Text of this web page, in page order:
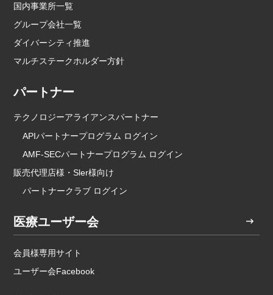
国内事業所一覧
グループ会社一覧
ダイバーシティ推進
マルチステークホルダー方針
パートナー
テクノロジーアライアンスパートナー
APIパートナープログラム ログイン
AMF-SECパートナープログラム ログイン
販売代理店様・Sler様向け
パートナークラブ ログイン
医療ユーザー会
会員様専用サイト
ユーザー会Facebook